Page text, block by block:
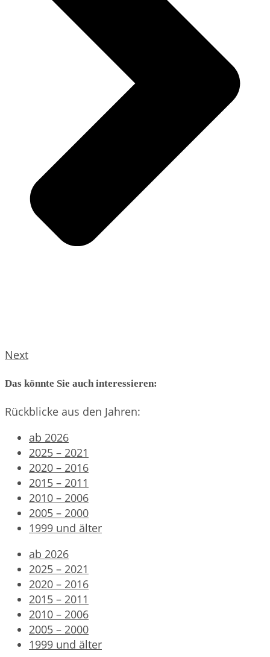
Next
Das könnte Sie auch interessieren:
Rückblicke aus den Jahren:
ab 2026
2025 – 2021
2020 – 2016
2015 – 2011
2010 – 2006
2005 – 2000
1999 und älter
ab 2026
2025 – 2021
2020 – 2016
2015 – 2011
2010 – 2006
2005 – 2000
1999 und älter